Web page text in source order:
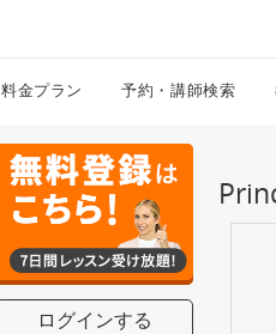
料金プラン 予約・講師検索
ログインする